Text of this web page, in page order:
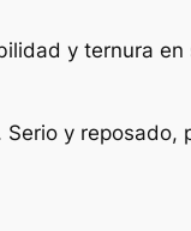
y ternura
y